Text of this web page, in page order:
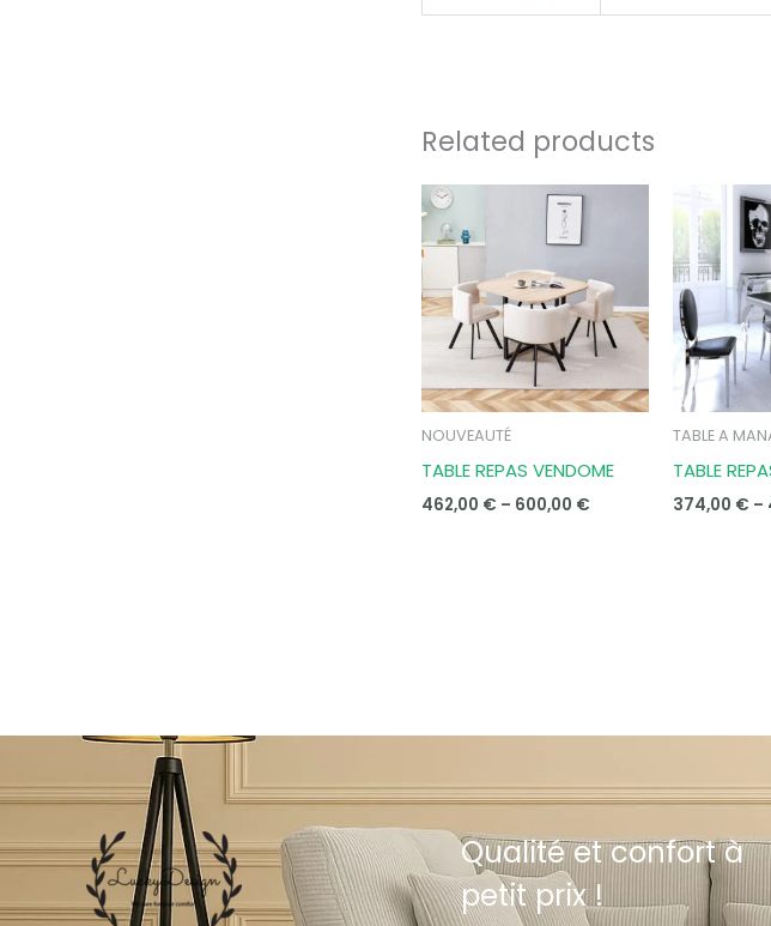
Related products
NOUVEAUTÉ
TABLE REPAS VENDOME
462,00 € – 600,00 €
600,00 €
TABLE A
TABLE
374,00 € –
Qualité et confort à
petit prix !